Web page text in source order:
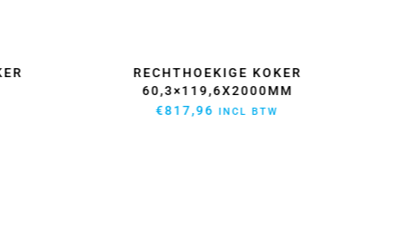
RECHTHOEKIGE KOKER
60,3×119,6X2000MM
€817,96 INCL BTW